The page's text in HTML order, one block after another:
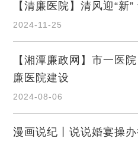
【清廉医院】清风迎“新”
2024-11-25
【湘潭廉政网】市一医
廉医院建设
2024-08-06
漫画说纪丨说说婚宴操